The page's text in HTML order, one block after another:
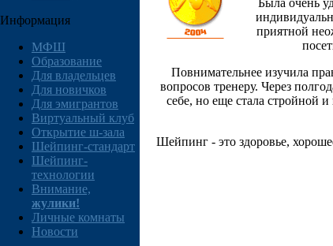
Информация
МФШ
Образование
Для владельцев
Для новичков
Для эмигрантов
Виртуальный клуб
Открытие ш-зала
Шейпинг-стандарт
Шейпинг-
технологии
Внимание,
жулики!
Личные комнаты
Новости
Была очень
приятной
Повнимательнее изучила
вопросов тренеру. Через
себе, но еще стала стройной
Шейпинг - это здоровье,